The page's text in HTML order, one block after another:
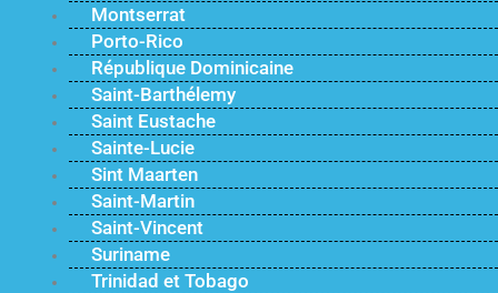
Montserrat
Porto-Rico
République Dominicaine
Saint-Barthélemy
Saint Eustache
Sainte-Lucie
Sint Maarten
Saint-Martin
Saint-Vincent
Suriname
Trinidad et Tobago